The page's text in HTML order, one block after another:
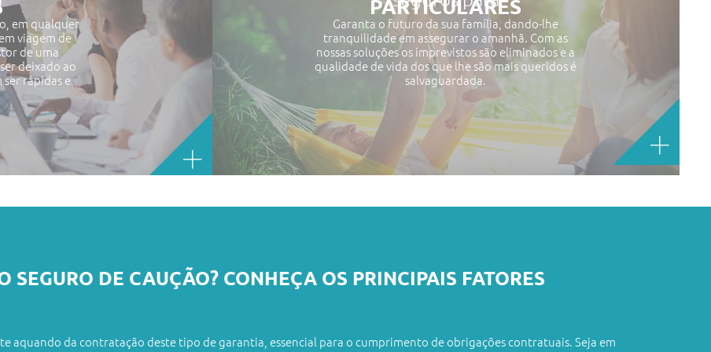
em qualquer
viagem de
de uma
deixado ao
ser rápidas e
PARTICULARES
Garanta o futuro da sua família, dando-lhe
tranquilidade em assegurar o amanhã. Com as
nossas soluções os imprevistos são eliminados e a
qualidade de vida dos que lhe são mais queridos é
salvaguardada.
SEGURO DE CAUÇÃO? CONHEÇA OS PRINCIPAIS FATORES
aquando da contratação deste tipo de garantia, essencial para o cumprimento de obrigações contratuais. Seja em
SEGURO CYBER RISK E INTELIGÊNCIA
SEGURO DE CRÉDITO: A SOLUÇÃO PARA A
PLANO DE SAÚDE VS SEGURO DE SAÚDE:
OS BENEFÍCIOS FISCAIS DO SEGURO DE